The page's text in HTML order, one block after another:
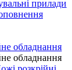
прилади
обладнання
обладнання